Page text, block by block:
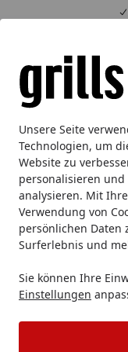
Unsere Seite
Technologien, um
Website zu
personalisieren
analysieren. Mit
Verwendung von
persönlichen Daten
Surferlebnis und
Sie können Ihre
Einstellungen
Alle Produkte
Mein Konto
Suchen
Startseite
Gasgrill
Broil King
iQue